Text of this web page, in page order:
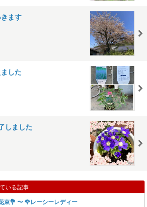
ます
した
しました
いる記事
束💐 〜 🌹レーシーレディー